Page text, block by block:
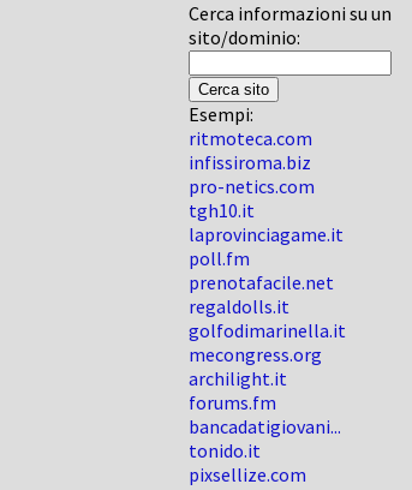
Cerca informazioni su un
sito/dominio:
Esempi:
ritmoteca.com
infissiroma.biz
pro-netics.com
tgh10.it
laprovinciagame.it
poll.fm
prenotafacile.net
regaldolls.it
golfodimarinella.it
mecongress.org
archilight.it
forums.fm
bancadatigiovani...
tonido.it
pixsellize.com